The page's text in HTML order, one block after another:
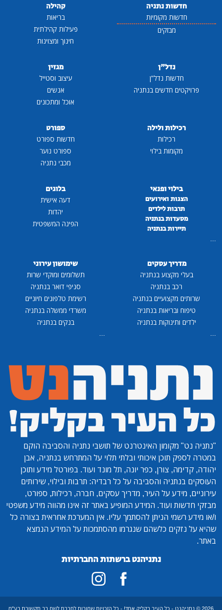
חדשות נתניה
חדשות מקומיות
מבזקים
קהילה
בריאות
פעילות קהילתית
חינוך ומצוינות
נדל"ן
חדשות נדל"ן
פרויקטים חדשים בנתניה
מגזין
עיצוב וסטייל
אנשים
אוכל ומתכונים
רכילות ולילה
רכילות
מקומות בילוי
ספורט
חדשות ספורט
ספורט נוער
מכבי נתניה
בילוי ופנאי
הצגות ואירועים
תרבות לילדים
מסעדות בנתניה
תיירות בנתניה
...
בלוגים
דעה אישית
יהדות
הפינה המשפטית
מדריך עסקים
בעלי מקצוע בנתניה
רכב בנתניה
שרותים מקצועיים בנתניה
טיפוח ובריאות בנתניה
ילדים ותינוקות בנתניה
...
שימושון עירוני
תשלומים ומוקדי שרות
סניפי דואר בנתניה
רשימת טלפונים חיוניים
משרדי ממשלה בנתניה
בנקים בנתניה
...
"נתניה נט" מקומון האינטרנט של תושבי נתניה והסביבה הוקם
במטרה לספק תוכן איכותי ובלתי תלוי על המתרחש בנתניה, אבן
יהודה, קדימה, צורן, כפר יונה, תל מונד ועוד. בפורטל מידע ותוכן
העוסקים בנתניה והסביבה על כל רבדיה: תרבות ובילוי, שירותים
עירוניים, מידע על העיר, מדריך עסקים, חברה, רכילות, ספורט,
מבזקי חדשות ועוד. המידע המופיע באתר זה אינו מהווה מידע משפטי
ו/או מידע רשמי הניתן להסתמך עליו. אין המערכת אחראית בצורה כל
שהיא על נזקים כלשהם שנגרמו מהסתמכות על המידע הנמצא
באתר.
נתניהנט ברשתות החברתיות
2026 © נתניהנט - כל העיר בקליק אחד! - כל הזכויות שמורות לחברת לשם בר תקשורת בע"מ